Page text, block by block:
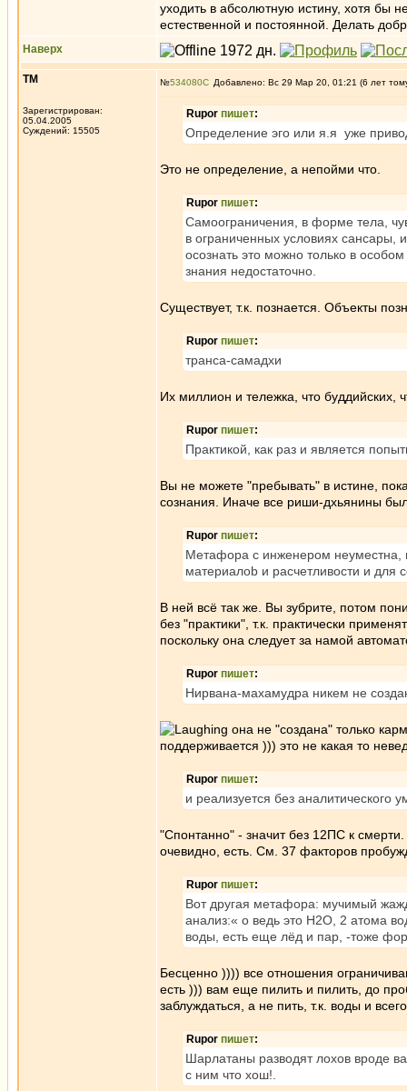
уходить в абсолютную истину, хотя бы
естественной и постоянной. Делать
Наверх
ТМ
Зарегистрирован:
05.04.2005
Суждений: 15505
№534080 Добавлено: Вс 29 Мар 20, 01:21 (6 лет
Rupor пишет:
Определение эго или я.я уже
Это не определение, а непойми что.
Rupor пишет:
Самоограничения, в форме тела,
в ограниченных условиях сансары,
осознать это можно только в
знания недостаточно.
Существует, т.к. познается. Объекты
Rupor пишет:
транса-самадхи
Их миллион и тележка, что буддийских,
Rupor пишет:
Практикой, как раз и является
Вы не можете "пребывать" в истине,
сознания. Иначе все риши-дхьянины
Rupor пишет:
Метафора с инженером неуместна,
материалоb и расчетливости и для
В ней всё так же. Вы зубрите, потом
без "практики", т.к. практически
поскольку она следует за намой
Rupor пишет:
Нирвана-махамудра никем не
она не "создана" только
поддерживается ))) это не какая то
Rupor пишет:
и реализуется без аналитического
"Спонтанно" - значит без 12ПС к
очевидно, есть. См. 37 факторов
Rupor пишет:
Вот другая метафора: мучимый
анализ:« о ведь это Н2О, 2 атома
воды, есть еще лёд и пар, -тоже
Бесценно )))) все отношения
есть ))) вам еще пилить и пилить, до
заблуждаться, а не пить, т.к. воды и
Rupor пишет:
Шарлатаны разводят лохов вроде
с ним что хош!.